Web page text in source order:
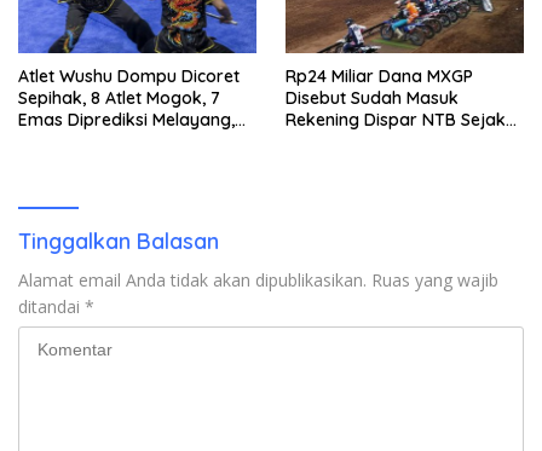
Atlet Wushu Dompu Dicoret
Sepihak, 8 Atlet Mogok, 7
Emas Diprediksi Melayang,
Rp24 Miliar Dana MXGP
Disebut Sudah Masuk
Rekening Dispar NTB Sejak
Tinggalkan Balasan
Alamat email Anda tidak akan dipublikasikan. Ruas yang wajib
ditandai *